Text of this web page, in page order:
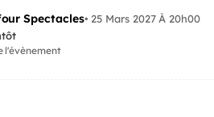
Spectacles• 25 Mars 2027 À 20h00
l'évènement